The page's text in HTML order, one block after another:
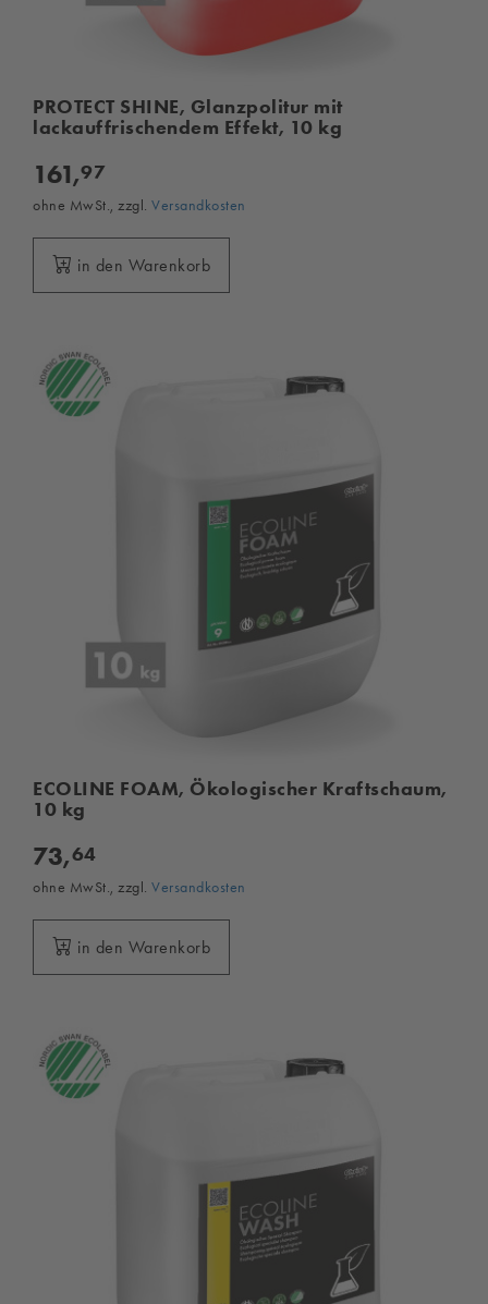
PROTECT SHINE, Glanzpolitur mit
lackauffrischendem Effekt, 10 kg
161,97
ohne MwSt., zzgl. Versandkosten
in den Warenkorb
ECOLINE FOAM, Ökologischer Kraftschaum,
10 kg
73,64
ohne MwSt., zzgl. Versandkosten
in den Warenkorb